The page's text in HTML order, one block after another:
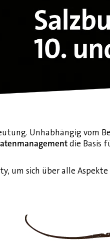
Unhabhängig vom
die Basis
um sich über alle